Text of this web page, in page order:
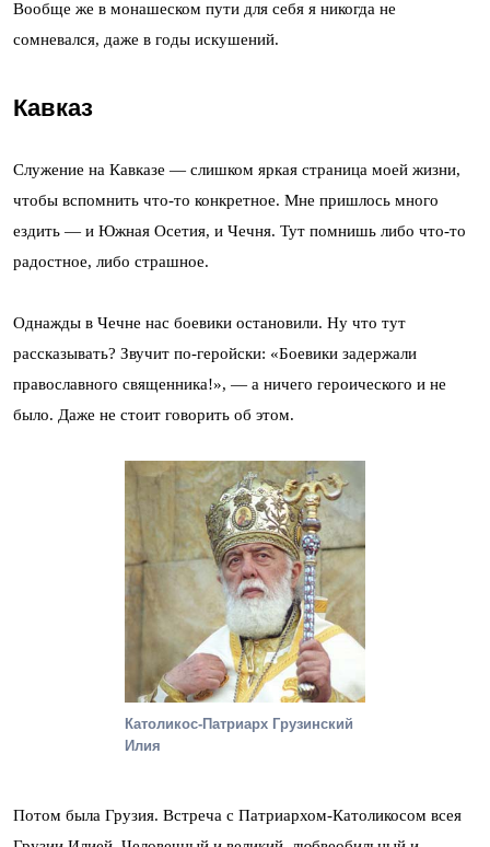
Вообще же в монашеском пути для себя я никогда не
сомневался, даже в годы искушений.
Кавказ
Служение на Кавказе — слишком яркая страница моей жизни,
чтобы вспомнить что-то конкретное. Мне пришлось много
ездить — и Южная Осетия, и Чечня. Тут помнишь либо что-то
радостное, либо страшное.
Однажды в Чечне нас боевики остановили. Ну что тут
рассказывать? Звучит по-геройски: «Боевики задержали
православного священника!», — а ничего героического и не
было. Даже не стоит говорить об этом.
Католикос-Патриарх Грузинский
Илия
Потом была Грузия. Встреча с Патриархом-Католикосом всея